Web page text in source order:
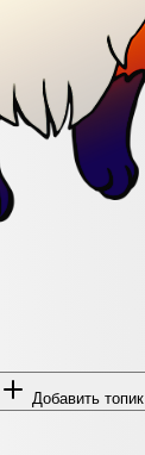
Добавить топик